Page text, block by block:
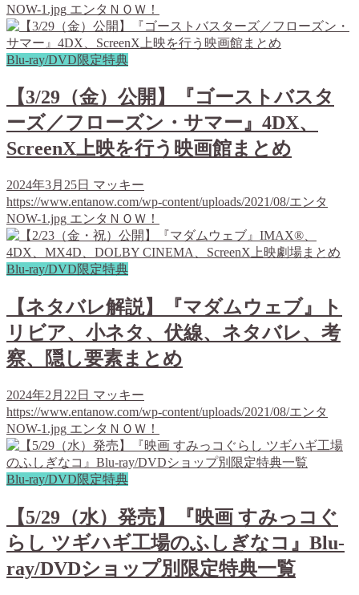
NOW-1.jpg エンタＮＯＷ！
Blu-ray/DVD限定特典
【3/29（金）公開】『ゴーストバスタ
ーズ／フローズン・サマー』4DX、
ScreenX上映を行う映画館まとめ
2024年3月25日 マッキー
https://www.entanow.com/wp-content/uploads/2021/08/エンタ
NOW-1.jpg エンタＮＯＷ！
Blu-ray/DVD限定特典
【ネタバレ解説】『マダムウェブ』ト
リビア、小ネタ、伏線、ネタバレ、考
察、隠し要素まとめ
2024年2月22日 マッキー
https://www.entanow.com/wp-content/uploads/2021/08/エンタ
NOW-1.jpg エンタＮＯＷ！
Blu-ray/DVD限定特典
【5/29（水）発売】『映画 すみっコぐ
らし ツギハギ工場のふしぎなコ』Blu-
ray/DVDショップ別限定特典一覧